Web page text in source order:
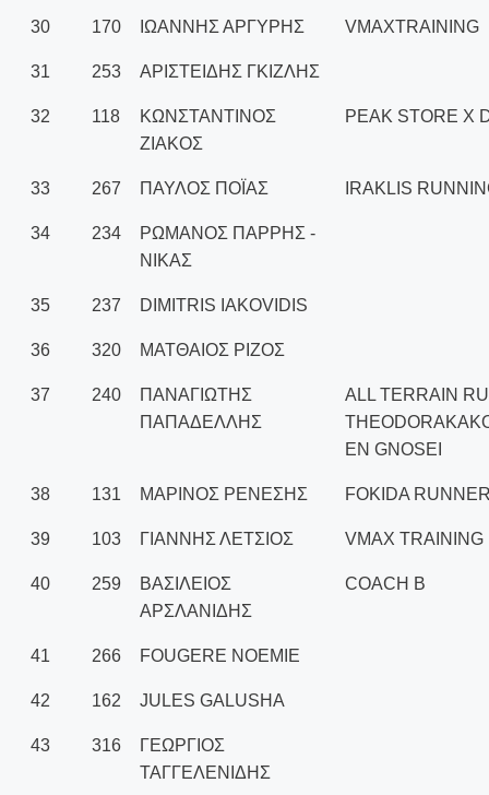
30 170 ΙΩΑΝΝΗΣ ΑΡΓΥΡΗΣ VMAXTRAINING
31 253 ΑΡΙΣΤΕΙΔΗΣ ΓΚΙΖΛΗΣ
32 118
ΚΩΝΣΤΑΝΤΙΝΟΣ
ΖΙΑΚΟΣ
PEAK STORE X
33 267 ΠΑΥΛΟΣ ΠΟΪΑΣ IRAKLIS
34 234
ΡΩΜΑΝΟΣ ΠΑΡΡΗΣ -
ΝΙΚΑΣ
35 237 DIMITRIS IAKOVIDIS
36 320 ΜΑΤΘΑΙΟΣ ΡΙΖΟΣ
37 240
ΠΑΝΑΓΙΩΤΗΣ
ΠΑΠΑΔΕΛΛΗΣ
ALL TERRAIN
EN GNOSEI
38 131 ΜΑΡΙΝΟΣ ΡΕΝΕΣΗΣ FOKIDA
39 103 ΓΙΑΝΝΗΣ ΛΕΤΣΙΟΣ VMAX TRAINING
40 259
ΒΑΣΙΛΕΙΟΣ
ΑΡΣΛΑΝΙΔΗΣ
COACH B
41 266 FOUGERE NOEMIE
42 162 JULES GALUSHA
43 316
ΓΕΩΡΓΙΟΣ
ΤΑΓΓΕΛΕΝΙΔΗΣ